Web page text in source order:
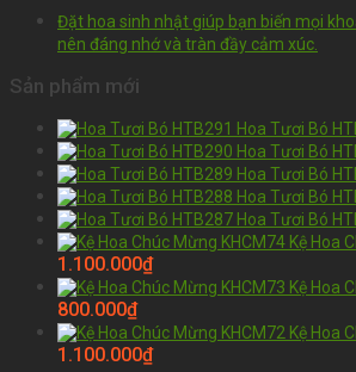
Đặt hoa sinh nhật giúp bạn biến mọi
nên đáng nhớ và tràn đầy cảm xúc.
Sản phẩm mới
Hoa Tươi Bó
Hoa Tươi Bó
Hoa Tươi Bó
Hoa Tươi Bó
Hoa Tươi Bó
Kệ Hoa
1.100.000₫
Kệ Hoa
800.000₫
Kệ Hoa
1.100.000₫